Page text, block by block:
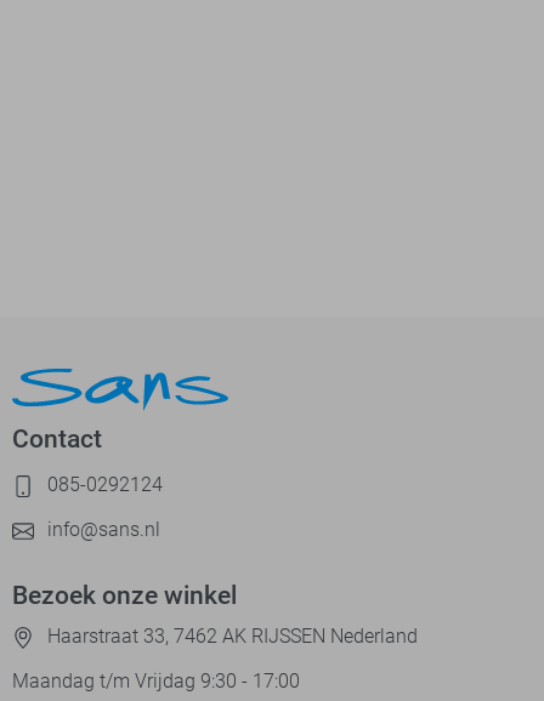
Contact
085-0292124
info@sans.nl
Bezoek onze winkel
Haarstraat 33, 7462 AK RIJSSEN Nederland
Maandag t/m Vrijdag 9:30 - 17:00